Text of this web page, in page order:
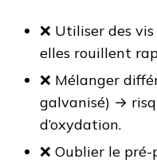
❌ Utiliser des
elles rouillent
❌ Mélanger
galvanisé) →
d’oxydation.
❌ Oublier le